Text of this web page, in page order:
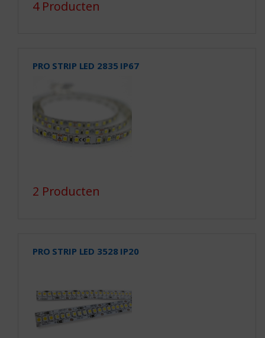
4 Producten
PRO STRIP LED 2835 IP67
2 Producten
PRO STRIP LED 3528 IP20